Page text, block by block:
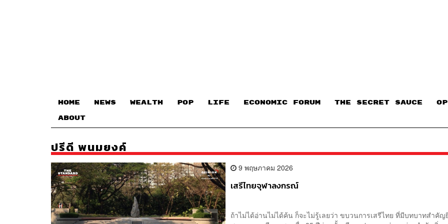
HOME NEWS WEALTH POP LIFE ECONOMIC FORUM THE SECRET SAUCE​
ABOUT
ปรีดี พนมยงค์
9 พฤษภาคม 2026
เสรีไทยจุฬาลงกรณ์
ถ้าไม่ได้อ่านไม่ได้ค้น ก็จะไม่รู้เลยว่า ขบวนการเสรีไทย ที่มีบทบาทสำคัญ